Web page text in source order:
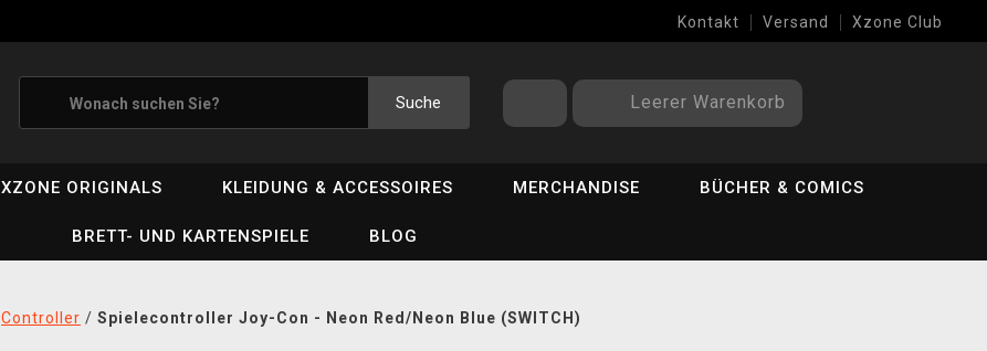
Kontakt Versand Xzone Club
Suche Leerer Warenkorb
XZONE ORIGINALS KLEIDUNG & ACCESSOIRES MERCHANDISE BÜCHER & COMICS
BRETT- UND KARTENSPIELE BLOG
Controller / Spielecontroller Joy-Con - Neon Red/Neon Blue (SWITCH)